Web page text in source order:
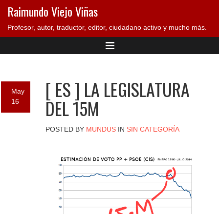
Raimundo Viejo Viñas
Profesor, autor, traductor, editor, ciudadano activo y mucho más.
May
16
[ ES ] LA LEGISLATURA
DEL 15M
POSTED BY MUNDUSIN SIN CATEGORÍA